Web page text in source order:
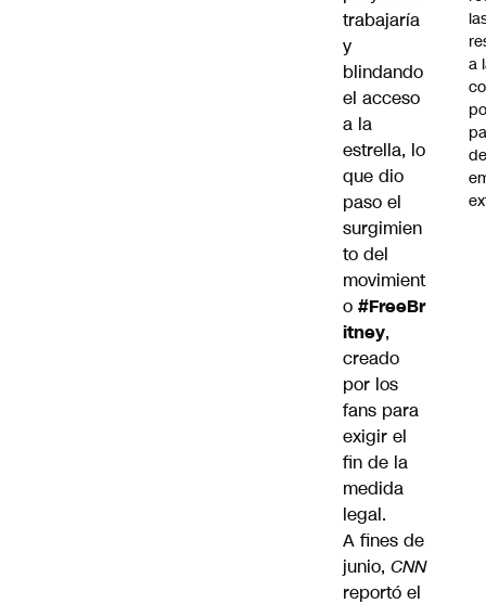
trabajaría
y
blindando
el acceso
a la
estrella, lo
que dio
paso el
surgimien
to del
movimient
o #FreeBr
itney,
creado
por los
fans para
exigir el
fin de la
medida
legal.
A fines de
junio, CNN
reportó el
a
de